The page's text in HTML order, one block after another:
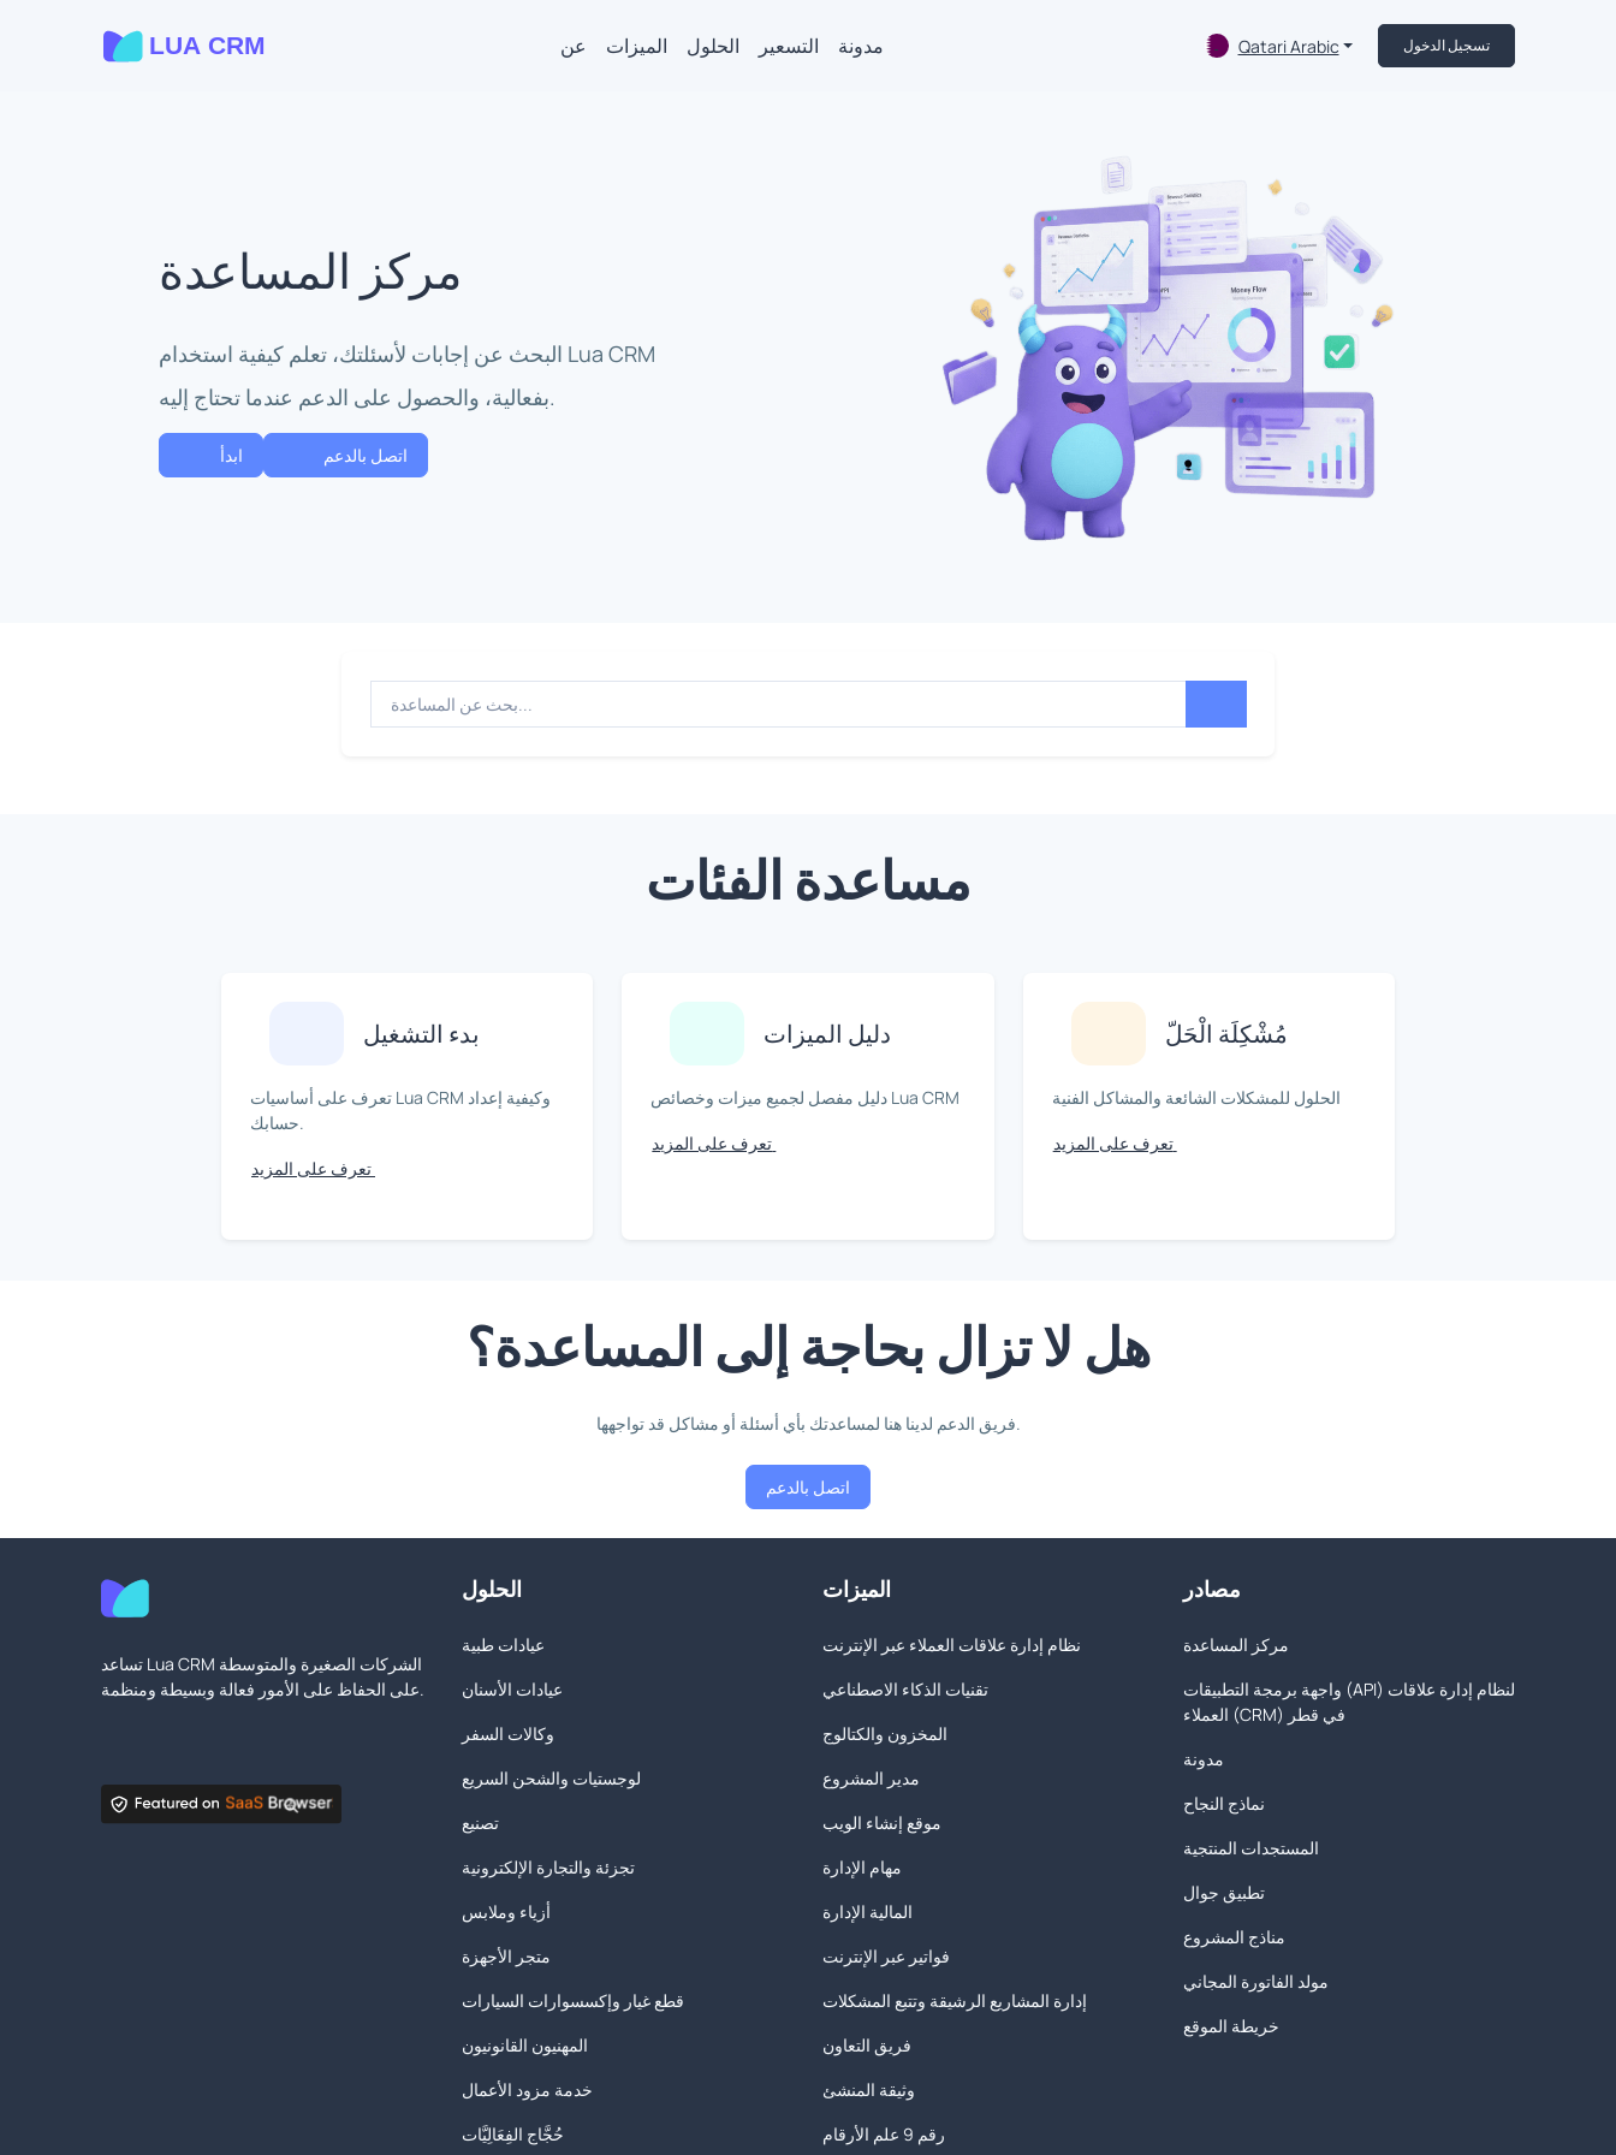
عن الميزات الحلول التسعير مدونة Qatari Arabic تسجيل الدخول
مركز المساعدة
البحث عن إجابات لأسئلتك، تعلم كيفية استخدام Lua CRM
بفعالية، والحصول على الدعم عندما تحتاج إليه.
ابدأ اتصل بالدعم
مساعدة الفئات
بدء التشغيل
تعرف على أساسيات Lua CRM وكيفية إعداد
حسابك.
دليل مفصل لجميع ميزات وخصائص Lua CRM
مُشْكِلَة الْحَلّ
الحلول للمشكلات الشائعة والمشاكل الفنية
تعرف على المزيد
هل لا تزال بحاجة إلى المساعدة؟
فريق الدعم لدينا هنا لمساعدتك بأي أسئلة أو مشاكل قد تواجهها.
اتصل بالدعم
تساعد Lua CRM الشركات الصغيرة والمتوسطة
على الحفاظ على الأمور فعالة وبسيطة ومنظمة.
الحلول
عيادات طبية
عيادات الأسنان
وكالات السفر
لوجستيات والشحن السريع
تصنيع
تجزئة والتجارة الإلكترونية
أزياء وملابس
متجر الأجهزة
قطع غيار وإكسسوارات السيارات
المهنيون القانونيون
خدمة مزود الأعمال
حُجَّاج الفِعَالِيَّات
الميزات
نظام إدارة علاقات العملاء عبر الإنترنت
تقنيات الذكاء الاصطناعي
المخزون والكتالوج
مدير المشروع
موقع إنشاء الويب
مهام الإدارة
المالية الإدارة
فواتير عبر الإنترنت
إدارة المشاريع الرشيقة وتتبع المشكلات
فريق التعاون
وثيقة المنشئ
رقم 9 علم الأرقام
مصادر
مركز المساعدة
واجهة برمجة التطبيقات (API) لنظام إدارة علاقات
العملاء (CRM) في قطر
مدونة
نماذج النجاح
المستجدات المنتجية
تطبيق جوال
مناذج المشروع
مولد الفاتورة المجاني
خريطة الموقع